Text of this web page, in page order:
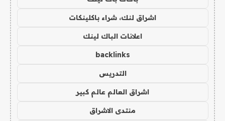
اشراق لنك، شراء باكلينكات
اعلانات الباك لينك
backlinks
التدريس
اشراق العالم عالم كبير
منتدى الاشراق